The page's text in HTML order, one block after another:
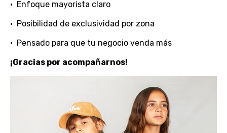
•⁠ ⁠Enfoque mayorista claro
•⁠ ⁠Posibilidad de exclusividad por zona
•⁠ ⁠Pensado para que tu negocio venda más
¡Gracias por acompañarnos!